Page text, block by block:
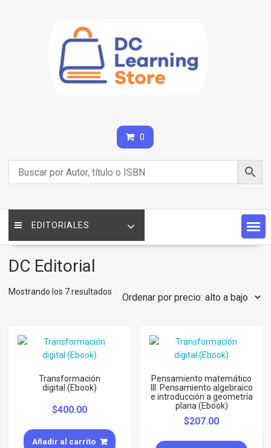
0
EDITORIALES
DC Editorial
Mostrando los 7 resultados
Transformación
digital (Ebook)
$400.00
Añadir al carrito
Pensamiento matemático
III. Pensamiento algebraico
e introducción a geometría
plana (Ebook)
$207.00